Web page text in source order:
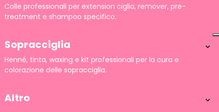
Colle professionali per extension ciglia, remover, pre-
treatment e shampoo specifico.
Sopracciglia 
Henné, tinta, waxing e kit professionali per la cura e
colorazione delle sopracciglia.
Altro 